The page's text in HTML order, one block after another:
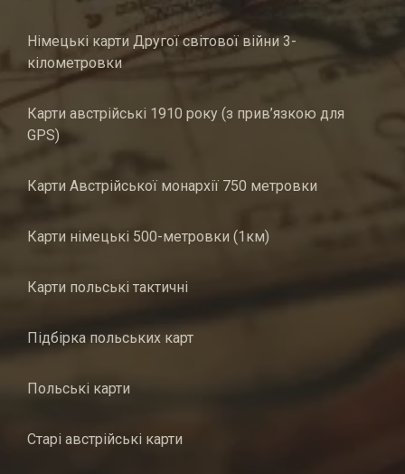
Німецькі карти Другої світової війни 3-
кілометровки
Карти австрійські 1910 року (з прив’язкою для
GPS)
Карти Австрійської монархії 750 метровки
Карти німецькі 500-метровки (1км)
Карти польські тактичні
Підбірка польських карт
Польські карти
Старі австрійські карти